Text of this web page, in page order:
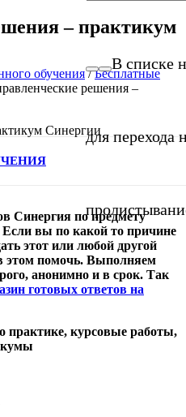
В списке
для перехода
– практикум
обучения/Бесплатные
решения –
Синергии
Синергия по предмету
вы по какой то причине
этот или любой другой
этом помочь. Выполняем
анонимно и в срок. Так
готовых ответов на
курсовые работы,